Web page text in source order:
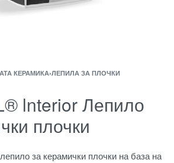
КЕРАМИКА›ЛЕПИЛА ЗА ПЛОЧКИ
lnterior Лепило
плочки
за керамички плочки на база на